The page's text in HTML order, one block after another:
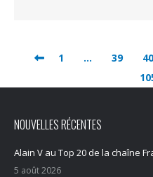
1 … 39 40
NOUVELLES RÉCENTES
Alain V au Top 20 de la chaîne
5 août 2026